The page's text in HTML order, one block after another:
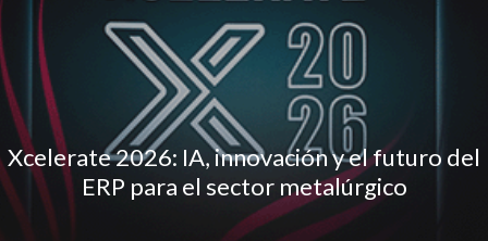
Xcelerate 2026: IA, innovación y el futuro del
ERP para el sector metalúrgico